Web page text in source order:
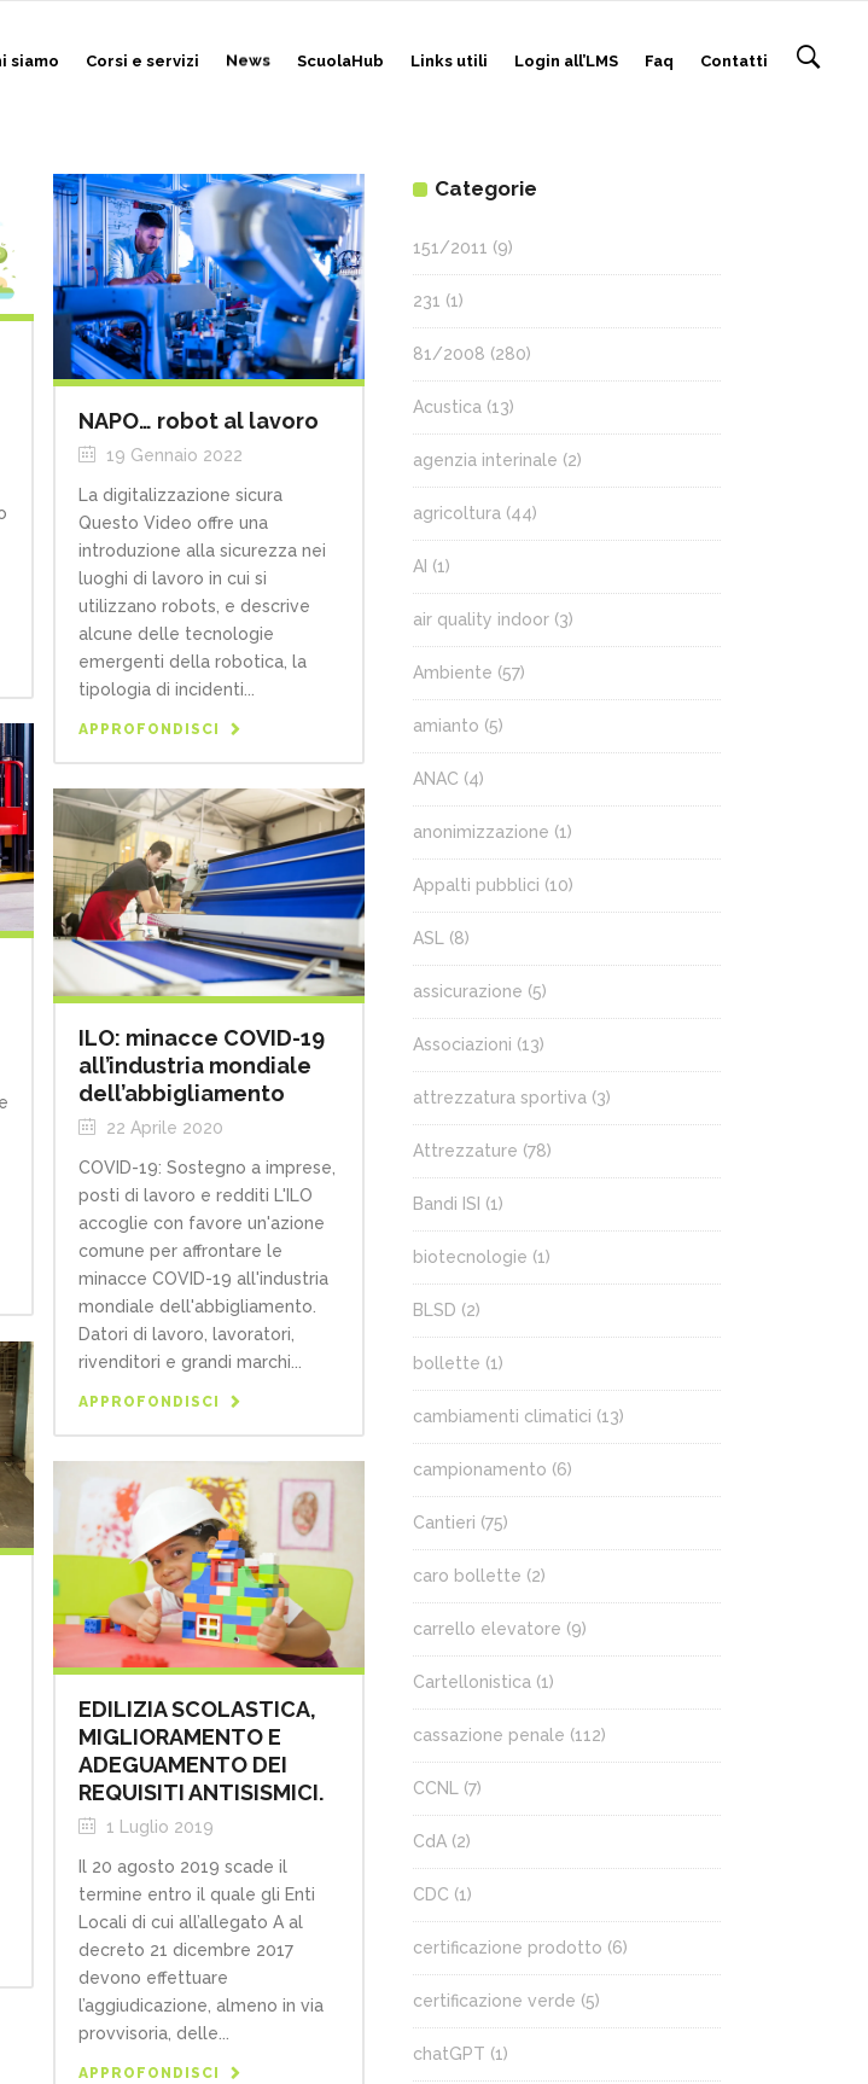
siamo Corsi e servizi News ScuolaHub Links utili Login all’LMS Faq Contatti
NAPO… robot al lavoro
19 Gennaio 2022
La digitalizzazione sicura
Questo Video offre una
introduzione alla sicurezza nei
luoghi di lavoro in cui si
utilizzano robots, e descrive
alcune delle tecnologie
emergenti della robotica, la
tipologia di incidenti...
APPROFONDISCI
ILO: minacce COVID-19
all’industria mondiale
dell’abbigliamento
22 Aprile 2020
COVID-19: Sostegno a imprese,
posti di lavoro e redditi L'ILO
accoglie con favore un'azione
comune per affrontare le
minacce COVID-19 all'industria
mondiale dell'abbigliamento.
Datori di lavoro, lavoratori,
rivenditori e grandi marchi...
APPROFONDISCI
EDILIZIA SCOLASTICA,
MIGLIORAMENTO E
ADEGUAMENTO DEI
REQUISITI ANTISISMICI.
1 Luglio 2019
Il 20 agosto 2019 scade il
termine entro il quale gli Enti
Locali di cui all’allegato A al
decreto 21 dicembre 2017
devono effettuare
l’aggiudicazione, almeno in via
provvisoria, delle...
APPROFONDISCI
Categorie
151/2011 (9)
231 (1)
81/2008 (280)
Acustica (13)
agenzia interinale (2)
agricoltura (44)
AI (1)
air quality indoor (3)
Ambiente (57)
amianto (5)
ANAC (4)
anonimizzazione (1)
Appalti pubblici (10)
ASL (8)
assicurazione (5)
Associazioni (13)
attrezzatura sportiva (3)
Attrezzature (78)
Bandi ISI (1)
biotecnologie (1)
BLSD (2)
bollette (1)
cambiamenti climatici (13)
campionamento (6)
Cantieri (75)
caro bollette (2)
carrello elevatore (9)
Cartellonistica (1)
cassazione penale (112)
CCNL (7)
CdA (2)
CDC (1)
certificazione prodotto (6)
certificazione verde (5)
chatGPT (1)